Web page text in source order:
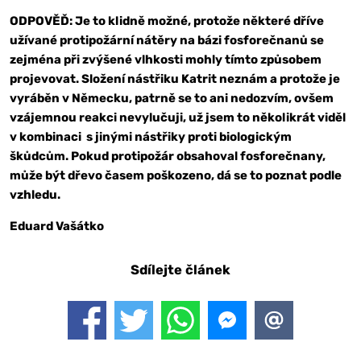
ODPOVĚĎ: Je to klidně možné, protože některé dříve
užívané protipožární nátěry na bázi fosforečnanů se
zejména při zvýšené vlhkosti mohly tímto způsobem
projevovat. Složení nástřiku Katrit neznám a protože je
vyráběn v Německu, patrně se to ani nedozvím, ovšem
vzájemnou reakci nevylučuji, už jsem to několikrát viděl
v kombinaci s jinými nástřiky proti biologickým
škůdcům. Pokud protipožár obsahoval fosforečnany,
může být dřevo časem poškozeno, dá se to poznat podle
vzhledu.
Eduard Vašátko
Sdílejte článek